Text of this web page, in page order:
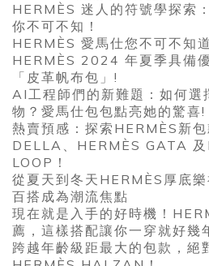
HERMÈS 迷人的符號學探索
你不可不知！
HERMÈS 愛馬仕您不可不知
HERMÈS 2024 年夏季具備
「皮革帆布包」!
AI工程師們的新難題：如何選
物？愛馬仕包包點亮她的驚喜!
熱賣預感：探索HERMÈS新
DELLA、HERMÈS GATA
LOOP！
從夏天到冬天HERMÈS厚底
百搭成為潮流焦點
現在就是入手的好時機！
薦，這樣搭配讓你一穿就好幾
跨越年齡級距最大的包款，絕